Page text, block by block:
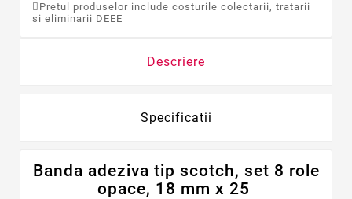
Pretul produselor include costurile colectarii, tratarii
si eliminarii DEEE
Descriere
Specificatii
Banda adeziva tip scotch, set 8 role
opace, 18 mm x 25